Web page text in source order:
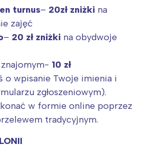
turnus– 20zł zniżki na
zajęć
– 20 zł zniżki na obydwoje
znajomym- 10 zł
o wpisanie Twoje imienia i
zgłoszeniowym).
w formie online poprzez
tradycyjnym.